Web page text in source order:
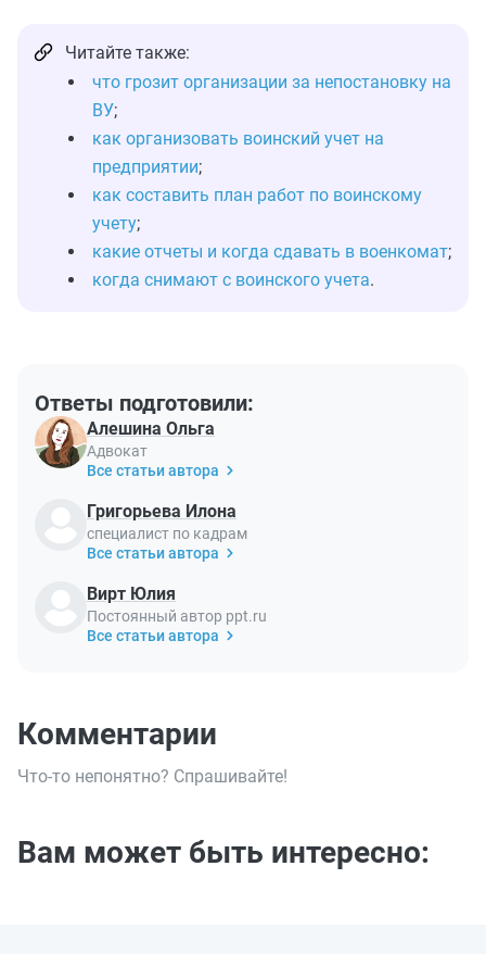
Читайте также:
что грозит организации за непостановку на
ВУ;
как организовать воинский учет на
предприятии;
как составить план работ по воинскому
учету;
какие отчеты и когда сдавать в военкомат;
когда снимают с воинского учета.
Ответы подготовили:
Алешина Ольга
Адвокат
Все статьи автора
Григорьева Илона
специалист по кадрам
Все статьи автора
Вирт Юлия
Постоянный автор ppt.ru
Все статьи автора
Комментарии
Что-то непонятно? Спрашивайте!
Вам может быть интересно: